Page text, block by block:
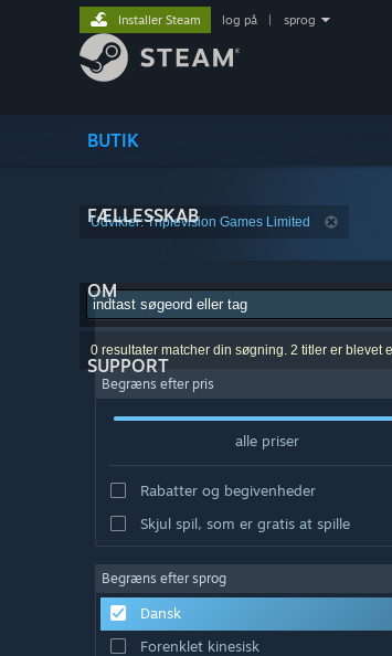
BUTIK
FÆLLESSKAB
OM
SUPPORT
Installer Steam log på sprog
Udvikler: Triplevision Games Limited
0 resultater matcher din søgning. 2 titler er
Begræns efter pris
alle priser
Rabatter og begivenheder
Skjul spil, som er gratis at spille
Begræns efter sprog
Dansk
Forenklet kinesisk